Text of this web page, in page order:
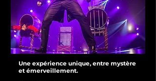
Une expérience unique, entre mystère
et émerveillement.